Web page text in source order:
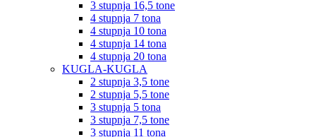
3 stupnja 16,5 tone
4 stupnja 7 tona
4 stupnja 10 tona
4 stupnja 14 tona
4 stupnja 20 tona
KUGLA-KUGLA
2 stupnja 3,5 tone
2 stupnja 5,5 tone
3 stupnja 5 tona
3 stupnja 7,5 tone
3 stupnja 11 tona